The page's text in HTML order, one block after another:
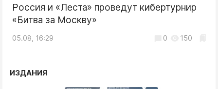
Россия и «Леста» проведут кибертурнир
«Битва за Москву»
05.08, 16:29 0 150
ИЗДАНИЯ